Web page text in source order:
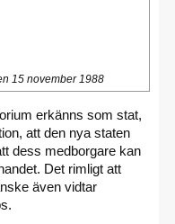
15 november 1988
erkänns som stat,
att den nya staten
dess medborgare kan
Det rimligt att
även vidtar